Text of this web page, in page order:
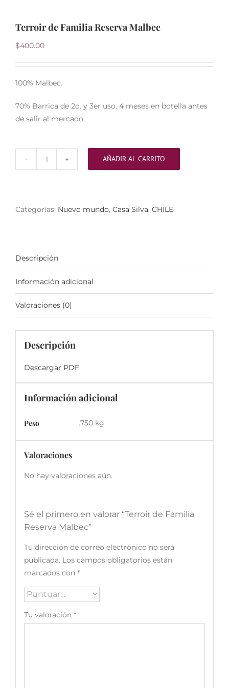
Noticias
Terroir de Familia Reserva Malbec
$400.00
100% Malbec.
70% Barrica de 2o. y 3er uso. 4 meses en botella antes
de salir al mercado
Terroir
AÑADIR AL CARRITO
Categorías: Nuevo mundo, Casa Silva, CHILE
Descripción
Información adicional
Valoraciones (0)
Descripción
Descargar PDF
Información adicional
Peso .750 kg
Valoraciones
No hay valoraciones aún.
Sé el primero en valorar “Terroir de Familia
Reserva Malbec”
Tu dirección de correo electrónico no será
publicada. Los campos obligatorios están
marcados con *
Tu valoración *